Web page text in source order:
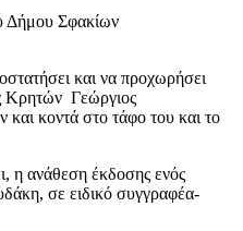
Δήμου Σφακίων
και να προχωρήσει
Κρητών Γεώργιος
κοντά στο τάφο του και το
η ανάθεση έκδοσης ενός
σε ειδικό συγγραφέα-